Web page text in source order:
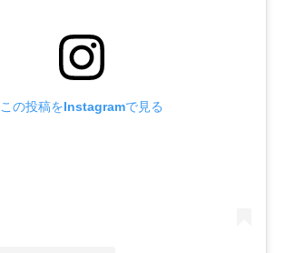
この投稿をInstagramで見る